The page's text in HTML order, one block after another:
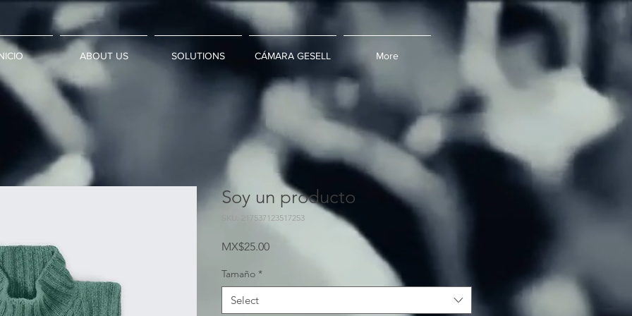
ABOUT US SOLUTIONS CÁMARA GESELL More
Soy un producto
SKU: 217537123517253
MX$25.00Price
Tamaño *
Select